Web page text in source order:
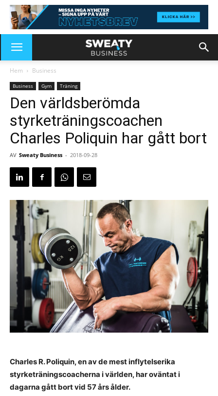
Hem Business
Business Gym Träning
Den världsberömda
styrketräningscoachen
Charles Poliquin har gått bort
AV Sweaty Business - 2018-09-28
Charles R. Poliquin, en av de mest inflytelserika
styrketräningscoacherna i världen, har oväntat i
dagarna gått bort vid 57 års ålder.